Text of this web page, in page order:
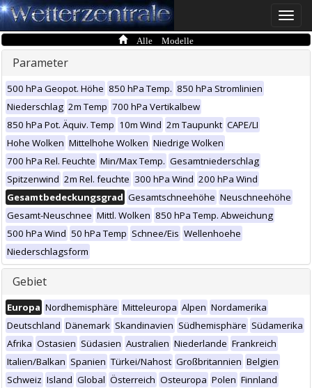
Toggle
Alle Modelle
Parameter
500 hPa Geopot. Höhe 850 hPa Temp. 850 hPa Stromlinien
Niederschlag 2m Temp 700 hPa Vertikalbew
850 hPa Pot. Äquiv. Temp 10m Wind 2m Taupunkt CAPE/LI
Hohe Wolken Mittelhohe Wolken Niedrige Wolken
700 hPa Rel. Feuchte Min/Max Temp. Gesamtniederschlag
Spitzenwind 2m Rel. feuchte 300 hPa Wind 200 hPa Wind
Gesamtbedeckungsgrad Gesamtschneehöhe Neuschneehöhe
Gesamt-Neuschnee Mittl. Wolken 850 hPa Temp. Abweichung
500 hPa Wind 50 hPa Temp Schnee/Eis Wellenhoehe
Niederschlagsform
Gebiet
Europa Nordhemisphäre Mitteleuropa Alpen Nordamerika
Deutschland Dänemark Skandinavien Südhemisphäre Südamerika
Afrika Ostasien Südasien Australien Niederlande Frankreich
Italien/Balkan Spanien Türkei/Nahost Großbritannien Belgien
Schweiz Island Global Österreich Osteuropa Polen Finnland